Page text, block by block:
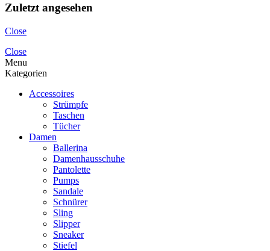
Zuletzt angesehen
Close
Close
Menu
Kategorien
Accessoires
Strümpfe
Taschen
Tücher
Damen
Ballerina
Damenhausschuhe
Pantolette
Pumps
Sandale
Schnürer
Sling
Slipper
Sneaker
Stiefel